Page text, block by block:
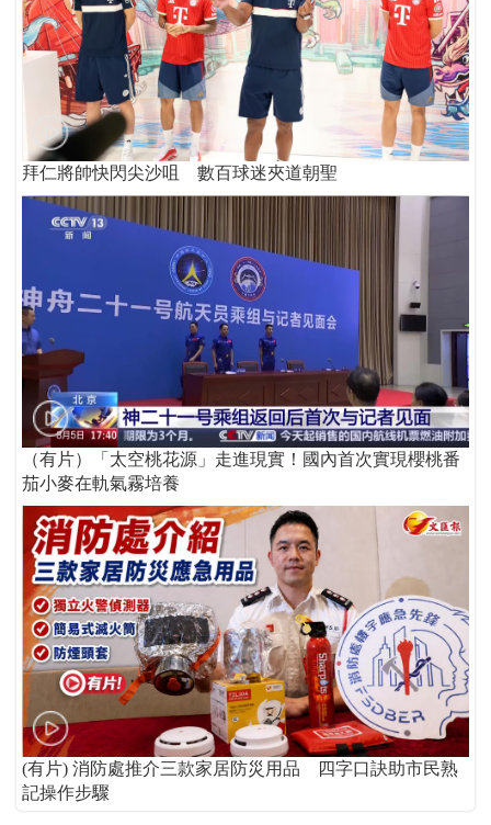
拜仁將帥快閃尖沙咀 數百球迷夾道朝聖
（有片）「太空桃花源」走進現實！國內首次實現櫻桃番
茄小麥在軌氣霧培養
(有片) 消防處推介三款家居防災用品 四字口訣助市民熟
記操作步驟